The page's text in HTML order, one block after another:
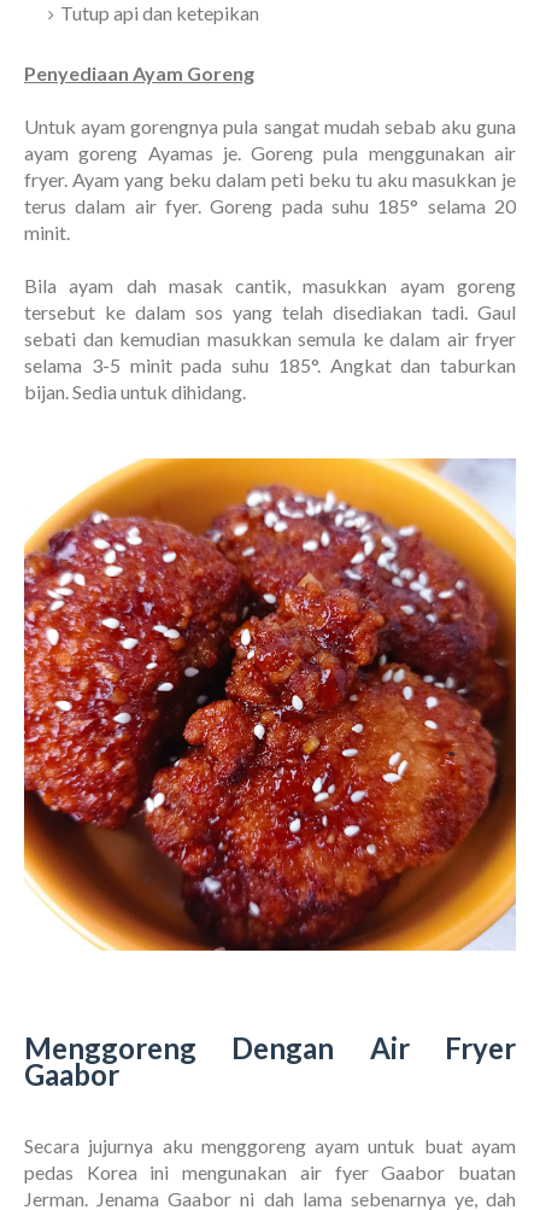
Tutup api dan ketepikan
Penyediaan Ayam Goreng
Untuk ayam gorengnya pula sangat mudah sebab aku guna
ayam goreng Ayamas je. Goreng pula menggunakan air
fryer. Ayam yang beku dalam peti beku tu aku masukkan je
terus dalam air fyer. Goreng pada suhu 185° selama 20
minit.
Bila ayam dah masak cantik, masukkan ayam goreng
tersebut ke dalam sos yang telah disediakan tadi. Gaul
sebati dan kemudian masukkan semula ke dalam air fryer
selama 3-5 minit pada suhu 185°. Angkat dan taburkan
bijan. Sedia untuk dihidang.
Menggoreng Dengan Air Fryer
Gaabor
Secara jujurnya aku menggoreng ayam untuk buat ayam
pedas Korea ini mengunakan air fyer Gaabor buatan
Jerman. Jenama Gaabor ni dah lama sebenarnya ye, dah